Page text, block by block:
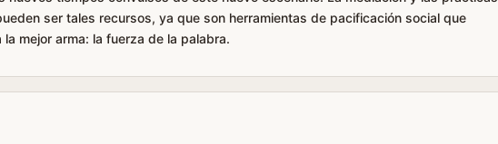
ser tales recursos, ya que son herramientas de pacificación social que
la mejor arma: la fuerza de la palabra.